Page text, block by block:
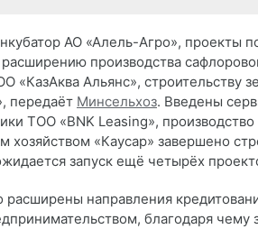
АО «Алель-Агро», проекты
производства
«КазАква Альянс», строительству
передаёт Минсельхоз. Введены
ТОО «BNK Leasing»,
хозяйством «Каусар» завершено
запуск ещё четырёх
расширены направления
благодаря